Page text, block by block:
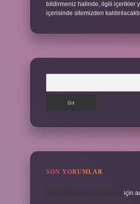
bildirmeniz halinde, ilgili içerikler
içerisinde sitemizden
SON YORUMLAR
için